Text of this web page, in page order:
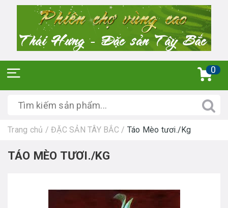
0
Trang chủ / ĐẶC SẢN TÂY BẮC / Táo Mèo tươi./Kg
TÁO MÈO TƯƠI./KG